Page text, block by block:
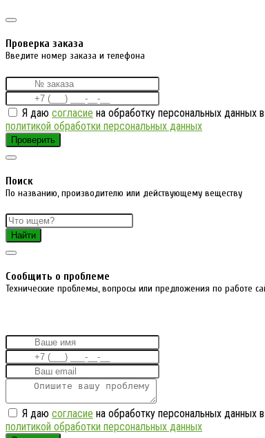
Проверка заказа
Введите номер заказа и телефона
Я даю согласие на обработку персональных данных
политикой обработки персональных данных
Проверить
Поиск
По названию, производителю или действующему веществу
Найти
Cообщить о проблеме
Технические проблемы, вопросы или предложения по работе
Я даю согласие на обработку персональных данных
политикой обработки персональных данных